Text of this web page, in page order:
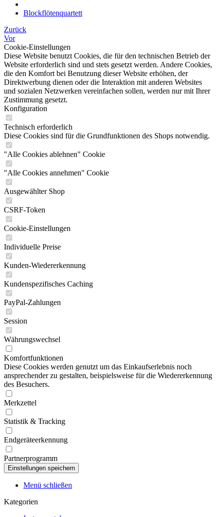
Blockflötenquartett
Zurück
Vor
Cookie-Einstellungen
Diese Website benutzt Cookies, die für den technischen Betrieb der
Website erforderlich sind und stets gesetzt werden. Andere Cookies,
die den Komfort bei Benutzung dieser Website erhöhen, der
Direktwerbung dienen oder die Interaktion mit anderen Websites
und sozialen Netzwerken vereinfachen sollen, werden nur mit Ihrer
Zustimmung gesetzt.
Konfiguration
Technisch erforderlich
Diese Cookies sind für die Grundfunktionen des Shops notwendig.
"Alle Cookies ablehnen" Cookie
"Alle Cookies annehmen" Cookie
Ausgewählter Shop
CSRF-Token
Cookie-Einstellungen
Individuelle Preise
Kunden-Wiedererkennung
Kundenspezifisches Caching
PayPal-Zahlungen
Session
Währungswechsel
Komfortfunktionen
Diese Cookies werden genutzt um das Einkaufserlebnis noch
ansprechender zu gestalten, beispielsweise für die Wiedererkennung
des Besuchers.
Merkzettel
Statistik & Tracking
Endgeräteerkennung
Partnerprogramm
Menü schließen
Kategorien